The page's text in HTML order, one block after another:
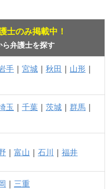
士のみ掲載中！
弁護士を探す
手 ｜ 宮城 ｜ 秋田 ｜ 山形 ｜
玉 ｜ 千葉 ｜ 茨城 ｜ 群馬 ｜
｜ 富山 ｜ 石川 ｜ 福井
｜ 三重